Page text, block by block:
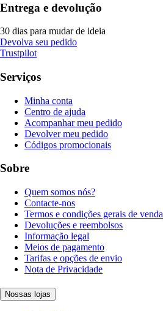
Entrega e devolução
30 dias para mudar de ideia
Devolva seu pedido
Trustpilot
Serviços
Minha conta
Centro de ajuda
Acompanhar meu pedido
Devolver meu pedido
Códigos promocionais
Sobre
Quem somos nós?
Contacte-nos
Termos e condições gerais de venda
Devoluções e reembolsos
Informação legal
Meios de pagamento
Tarifas e opções de envio
Nota de Privacidade
Nossas lojas